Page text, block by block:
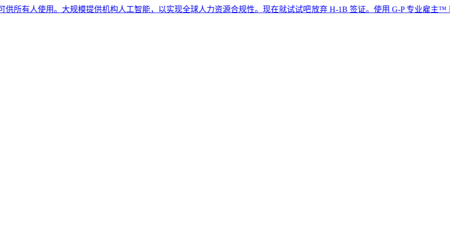
用。大规模提供机构人工智能，以实现全球人力资源合规性。现在就试试吧​​放弃 H-1B 签证。使用 G-P 专业雇主™ 获取顶尖